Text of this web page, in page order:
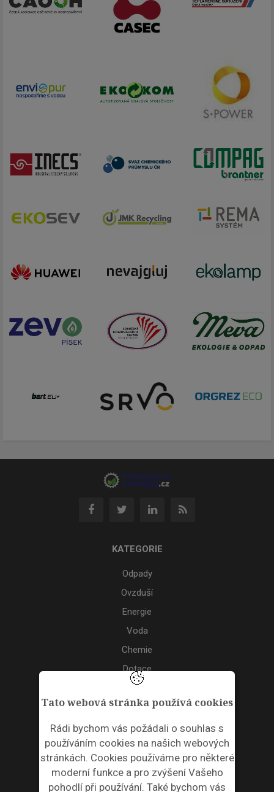
Tato webová stránka používá cookies
Rádi bychom vás požádali o souhlas s
používáním cookies na našich webových
stránkách. Cookies používáme pro některé
moderní funkce a pro zvýšení Vašeho
pohodlí při používání. Také bychom vás
KATEGORIE
Odpady
Ovzduší
Energie
Voda
Chemie
Dotace
Akce
ODPADNÍ PLASTY
NEWSLETTER